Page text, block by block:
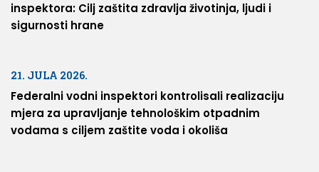
inspektora: Cilj zaštita zdravlja životinja, ljudi i
sigurnosti hrane
21. JULA 2026.
Federalni vodni inspektori kontrolisali realizaciju
mjera za upravljanje tehnološkim otpadnim
vodama s ciljem zaštite voda i okoliša